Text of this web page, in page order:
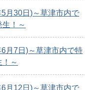
月30日)～草津市内で
！～
月7日)～草津市内で特
～
月12日)～草津市内で